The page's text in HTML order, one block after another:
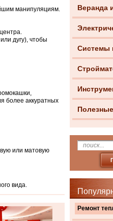
Веранда
Системы
Ремонт
манипуляциям.
дугу), чтобы
более аккуратных
или матовую
вида.